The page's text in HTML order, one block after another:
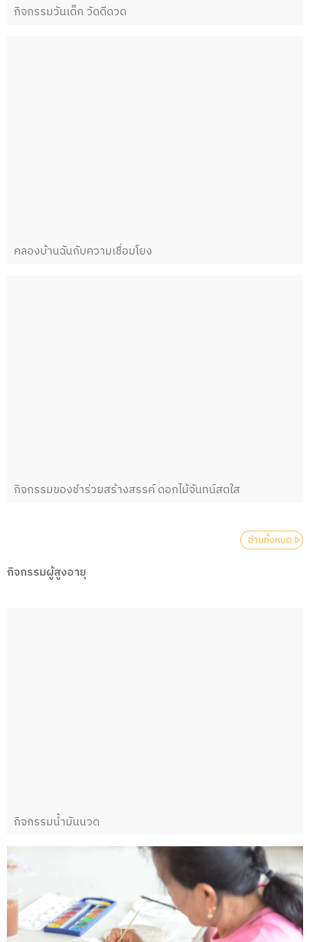
กิจกรรมวันเด็ก วัดดีดวด
คลองบ้านฉันกับความเชื่อมโยง
กิจกรรมของชำร่วยสร้างสรรค์ ดอกไม้จันทน์สดใส
อ่านทั้งหมด
กิจกรรมผู้สูงอายุ
กิจกรรมน้ำมันนวด